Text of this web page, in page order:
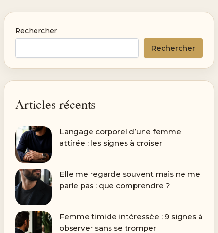
Rechercher
Rechercher
Articles récents
Langage corporel d’une femme
attirée : les signes à croiser
Elle me regarde souvent mais ne me
parle pas : que comprendre ?
Femme timide intéressée : 9 signes à
observer sans se tromper